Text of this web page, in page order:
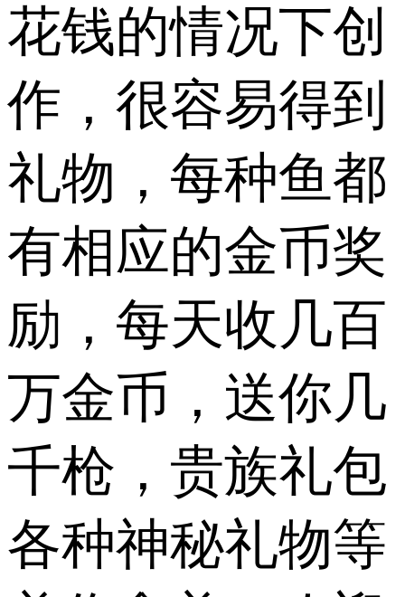
花钱的情况下创
作，很容易得到
礼物，每种鱼都
有相应的金币奖
励，每天收几百
万金币，送你几
千枪，贵族礼包
各种神秘礼物等